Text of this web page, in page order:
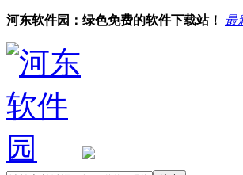
河东软件园：绿色免费的软件下载站！ 最